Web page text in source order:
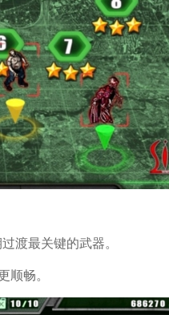
渡最关键的武器。
顺畅。